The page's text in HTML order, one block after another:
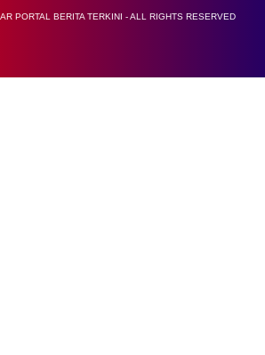
PORTAL BERITA TERKINI - ALL RIGHTS RESERVED